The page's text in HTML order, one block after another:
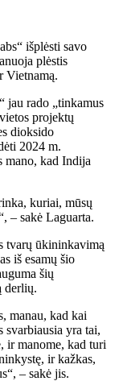
išplėsti savo
plėstis
Vietnamą.
jau rado „tinkamus
projektų
dioksido
2024 m.
mano, kad Indija
kuriai, mūsų
– sakė Laguarta.
tvarų ūkininkavimą
iš esamų šio
šių
derlių.
manau, kad kai
svarbiausia yra tai,
ir manome, kad turi
ir kažkas,
– sakė jis.